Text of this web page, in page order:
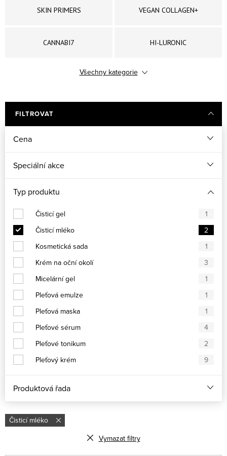
SKIN PRIMERS VEGAN COLLAGEN+
CANNABI7 HI-LURONIC
MULTIVIT GLOW PHYTO-RETIN
Všechny kategorie
FILTROVAT
Cena
Speciální akce
Typ produktu
Čisticí gel
1
Čisticí mléko
2
Kosmetická sada
1
Krém na oční okolí
3
Micelární gel
1
Pleťová emulze
1
Pleťová maska
1
Pleťové sérum
4
Pleťové tonikum
2
Pleťový krém
9
Produktová řada
Čisticí mléko
Vymazat filtry